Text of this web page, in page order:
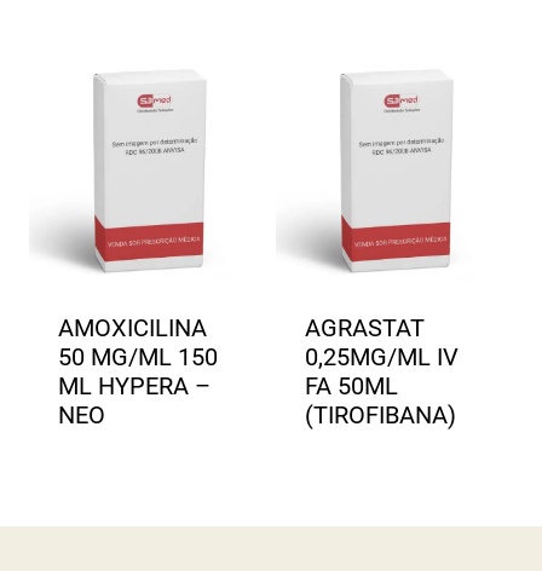
AMOXICILINA
50 MG/ML 150
ML HYPERA –
NEO
AGRASTAT
0,25MG/ML IV
FA 50ML
(TIROFIBANA)